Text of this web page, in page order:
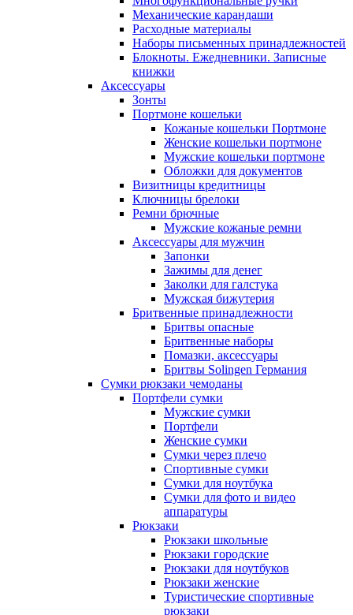
Механические карандаши
Расходные материалы
Наборы письменных принадлежностей
Блокноты. Ежедневники. Записные
книжки
Аксессуары
Зонты
Портмоне кошельки
Кожаные кошельки Портмоне
Женские кошельки портмоне
Мужские кошельки портмоне
Обложки для документов
Визитницы кредитницы
Ключницы брелоки
Ремни брючные
Мужские кожаные ремни
Аксессуары для мужчин
Запонки
Зажимы для денег
Заколки для галстука
Мужская бижутерия
Бритвенные принадлежности
Бритвы опасные
Бритвенные наборы
Помазки, аксессуары
Бритвы Solingen Германия
Сумки рюкзаки чемоданы
Портфели сумки
Мужские сумки
Портфели
Женские сумки
Сумки через плечо
Спортивные сумки
Сумки для ноутбука
Сумки для фото и видео
аппаратуры
Рюкзаки
Рюкзаки школьные
Рюкзаки городские
Рюкзаки для ноутбуков
Рюкзаки женские
Туристические спортивные
рюкзаки